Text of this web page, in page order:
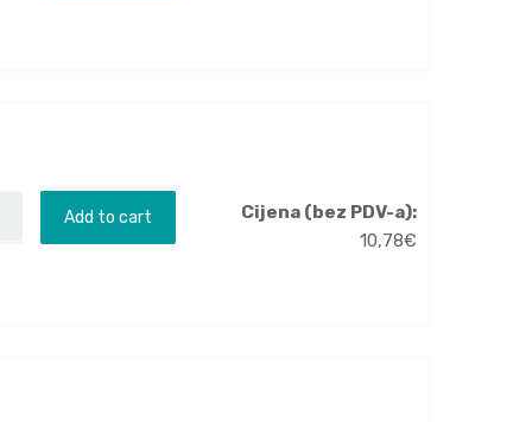
Add to cart
Cijena (bez PDV-a):
10,78€